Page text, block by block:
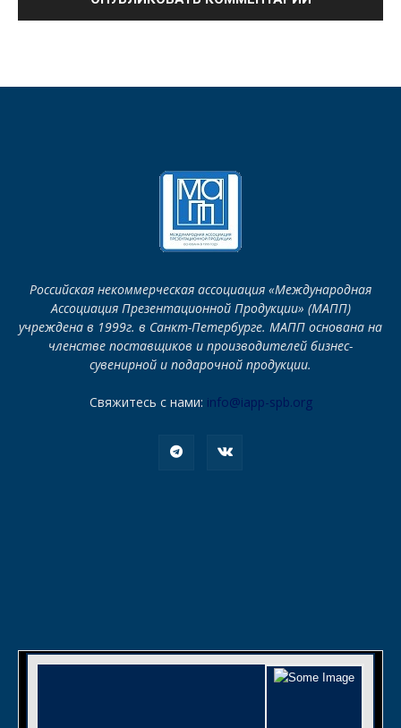
Российская некоммерческая ассоциация «Международная
Ассоциация Презентационной Продукции» (МАПП)
учреждена в 1999г. в Санкт-Петербурге. МАПП основана на
членстве поставщиков и производителей бизнес-
сувенирной и подарочной продукции.
Свяжитесь с нами: info@iapp-spb.org